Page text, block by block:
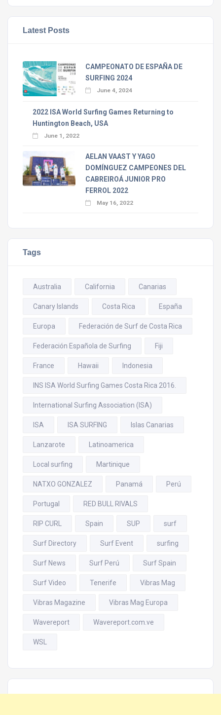
Latest Posts
CAMPEONATO DE ESPAÑA DE
SURFING 2024
June 4, 2024
2022 ISA World Surfing Games Returning to
Huntington Beach, USA
June 1, 2022
AELAN VAAST Y YAGO
DOMÍNGUEZ CAMPEONES DEL
CABREIROÁ JUNIOR PRO
FERROL 2022
May 16, 2022
Tags
Australia California Canarias
Canary Islands Costa Rica España
Europa Federación de Surf de Costa Rica
Federación Española de Surfing Fiji
France Hawaii Indonesia
INS ISA World Surfing Games Costa Rica 2016.
International Surfing Association (ISA)
ISA ISA SURFING Islas Canarias
Lanzarote Latinoamerica
Local surfing Martinique
NATXO GONZALEZ Panamá Perú
Portugal RED BULL RIVALS
RIP CURL Spain SUP surf
Surf Directory Surf Event surfing
Surf News Surf Perú Surf Spain
Surf Video Tenerife Vibras Mag
Vibras Magazine Vibras Mag Europa
Wavereport Wavereport.com.ve
WSL